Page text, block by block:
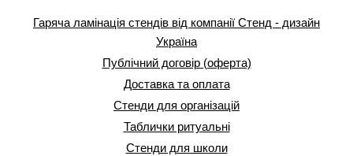
Гаряча ламінація стендів від компанії Стенд - дизайн
Україна
Публічний договір (оферта)
Доставка та оплата
Стенди для організацій
Таблички ритуальні
Стенди для школи